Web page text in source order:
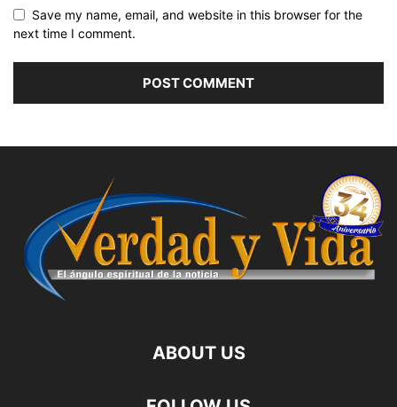
Save my name, email, and website in this browser for the
next time I comment.
ABOUT US